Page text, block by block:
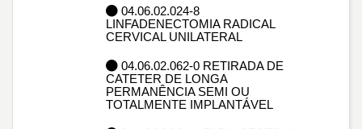
04.06.02.024-8
LINFADENECTOMIA RADICAL
CERVICAL UNILATERAL
04.06.02.062-0 RETIRADA DE
CATETER DE LONGA
PERMANÊNCIA SEMI OU
TOTALMENTE IMPLANTÁVEL